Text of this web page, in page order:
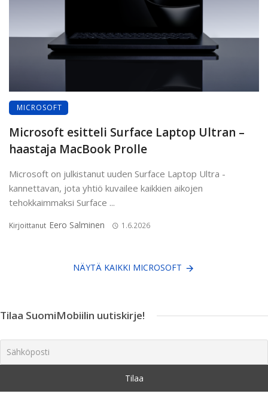
MICROSOFT
Microsoft esitteli Surface Laptop Ultran –
haastaja MacBook Prolle
Microsoft on julkistanut uuden Surface Laptop Ultra -
kannettavan, jota yhtiö kuvailee kaikkien aikojen
tehokkaimmaksi Surface ...
Kirjoittanut Eero Salminen 1.6.2026
NÄYTÄ KAIKKI MICROSOFT
Tilaa SuomiMobiilin uutiskirje!